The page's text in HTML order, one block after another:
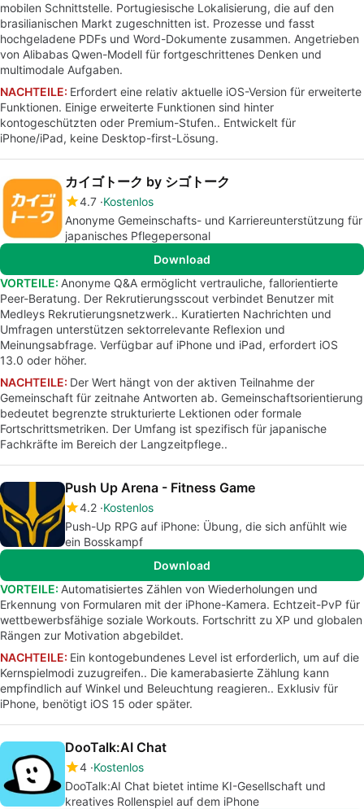
mobilen Schnittstelle. Portugiesische Lokalisierung, die auf den
brasilianischen Markt zugeschnitten ist. Prozesse und fasst
hochgeladene PDFs und Word-Dokumente zusammen. Angetrieben
von Alibabas Qwen-Modell für fortgeschrittenes Denken und
multimodale Aufgaben.
NACHTEILE: Erfordert eine relativ aktuelle iOS-Version für erweiterte
Funktionen. Einige erweiterte Funktionen sind hinter
kontogeschützten oder Premium-Stufen.. Entwickelt für
iPhone/iPad, keine Desktop-first-Lösung.
カイゴトーク by シゴトーク
4.7 Kostenlos
Anonyme Gemeinschafts- und Karriereunterstützung für
japanisches Pflegepersonal
Download
VORTEILE: Anonyme Q&A ermöglicht vertrauliche, fallorientierte
Peer-Beratung. Der Rekrutierungsscout verbindet Benutzer mit
Medleys Rekrutierungsnetzwerk.. Kuratierten Nachrichten und
Umfragen unterstützen sektorrelevante Reflexion und
Meinungsabfrage. Verfügbar auf iPhone und iPad, erfordert iOS
13.0 oder höher.
NACHTEILE: Der Wert hängt von der aktiven Teilnahme der
Gemeinschaft für zeitnahe Antworten ab. Gemeinschaftsorientierung
bedeutet begrenzte strukturierte Lektionen oder formale
Fortschrittsmetriken. Der Umfang ist spezifisch für japanische
Fachkräfte im Bereich der Langzeitpflege..
Push Up Arena - Fitness Game
4.2 Kostenlos
Push-Up RPG auf iPhone: Übung, die sich anfühlt wie
ein Bosskampf
Download
VORTEILE: Automatisiertes Zählen von Wiederholungen und
Erkennung von Formularen mit der iPhone-Kamera. Echtzeit-PvP für
wettbewerbsfähige soziale Workouts. Fortschritt zu XP und globalen
Rängen zur Motivation abgebildet.
NACHTEILE: Ein kontogebundenes Level ist erforderlich, um auf die
Kernspielmodi zuzugreifen.. Die kamerabasierte Zählung kann
empfindlich auf Winkel und Beleuchtung reagieren.. Exklusiv für
iPhone, benötigt iOS 15 oder später.
DooTalk:AI Chat
4 Kostenlos
DooTalk:AI Chat bietet intime KI-Gesellschaft und
kreatives Rollenspiel auf dem iPhone